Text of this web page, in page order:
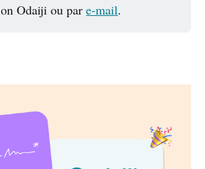
Odaiji ou pare-mail.